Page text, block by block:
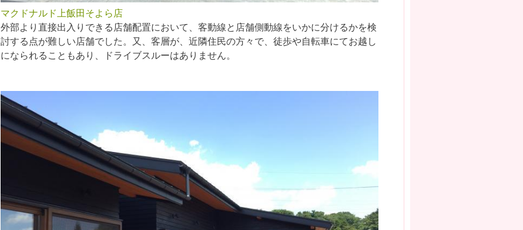
マクドナルド上飯田そよら店
外部より直接出入りできる店舗配置において、客動線と店舗側動線をいかに分けるかを検
討する点が難しい店舗でした。又、客層が、近隣住民の方々で、徒歩や自転車にてお越し
になられることもあり、ドライブスルーはありません。